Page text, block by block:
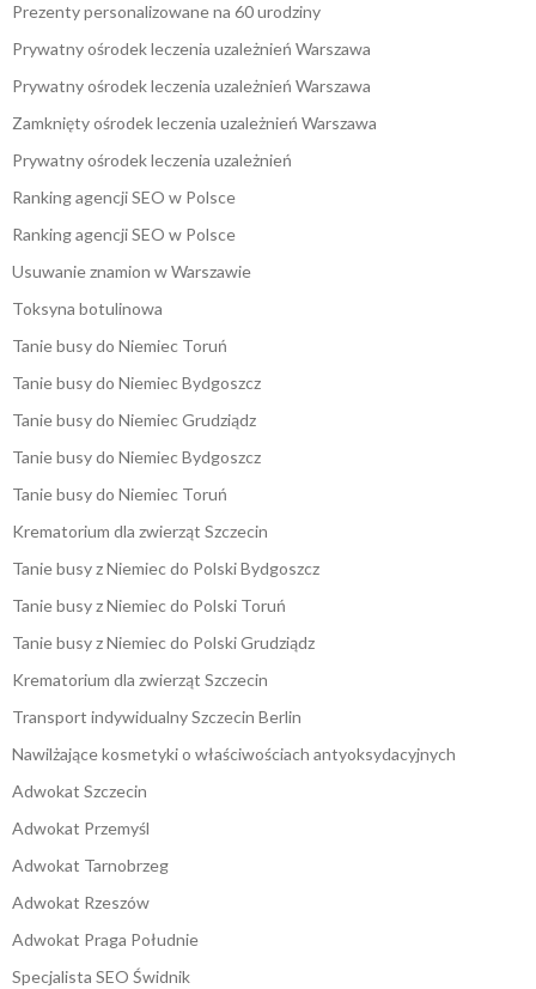
Prezenty personalizowane na 60 urodziny
Prywatny ośrodek leczenia uzależnień Warszawa
Prywatny ośrodek leczenia uzależnień Warszawa
Zamknięty ośrodek leczenia uzależnień Warszawa
Prywatny ośrodek leczenia uzależnień
Ranking agencji SEO w Polsce
Ranking agencji SEO w Polsce
Usuwanie znamion w Warszawie
Toksyna botulinowa
Tanie busy do Niemiec Toruń
Tanie busy do Niemiec Bydgoszcz
Tanie busy do Niemiec Grudziądz
Tanie busy do Niemiec Bydgoszcz
Tanie busy do Niemiec Toruń
Krematorium dla zwierząt Szczecin
Tanie busy z Niemiec do Polski Bydgoszcz
Tanie busy z Niemiec do Polski Toruń
Tanie busy z Niemiec do Polski Grudziądz
Krematorium dla zwierząt Szczecin
Transport indywidualny Szczecin Berlin
Nawilżające kosmetyki o właściwościach antyoksydacyjnych
Adwokat Szczecin
Adwokat Przemyśl
Adwokat Tarnobrzeg
Adwokat Rzeszów
Adwokat Praga Południe
Specjalista SEO Świdnik